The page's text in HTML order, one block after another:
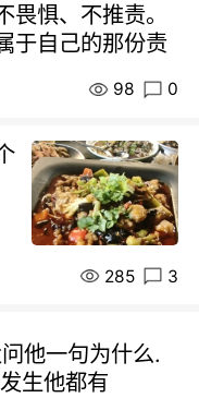
惧、不推责。
于自己的那份责
98 0
285 3
他一句为什么.
生他都有